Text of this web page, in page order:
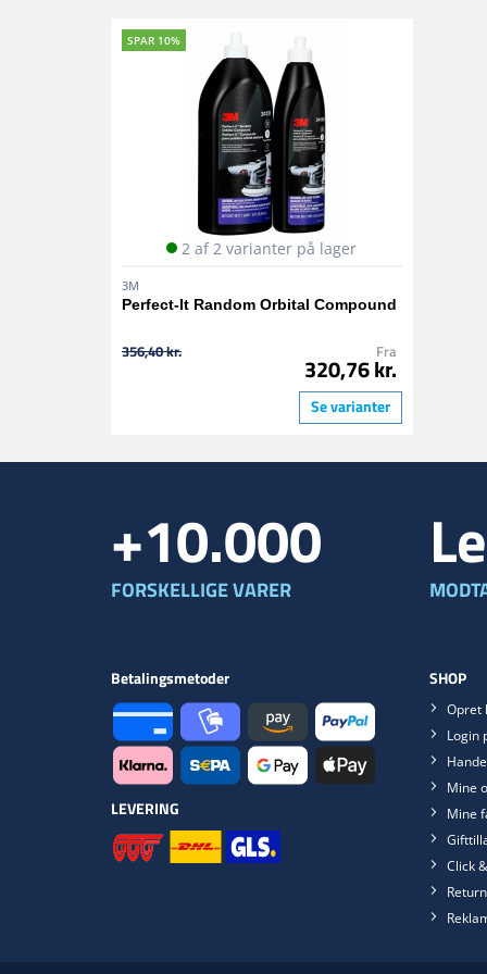
SPAR 10%
2 af 2 varianter på lager
3M
Perfect-It Random Orbital Compound
356,40 kr. Fra
320,76 kr.
Se varianter
+10.000
FORSKELLIGE VARER
Betalingsmetoder
LEVERING
SHOP
Opret
Login
Mine
Mine
Click